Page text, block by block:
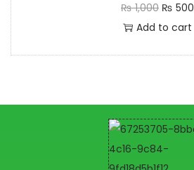
₨1,000 ₨ 500
Add to cart